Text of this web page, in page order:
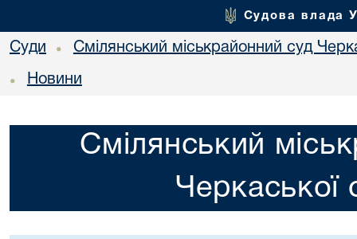
Судова влада
Суди • Смілянський міськрайонний суд
• Новини
Смілянський
Черкаської